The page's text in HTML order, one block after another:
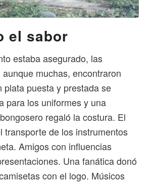
el sabor
estaba asegurado, las
muchas, encontraron
plata puesta y prestada se
para los uniformes y una
regaló la costura. El
transporte de los instrumentos
Amigos con influencias
Una fanática donó
con el logo. Músicos